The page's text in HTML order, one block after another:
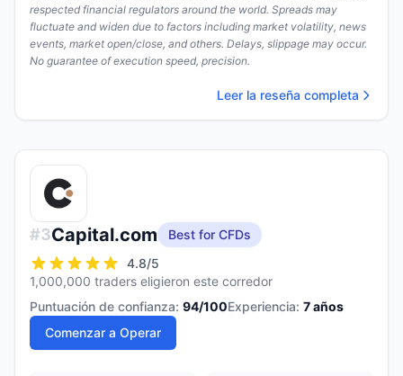
respected financial regulators around the world. Spreads may
fluctuate and widen due to factors including market volatility, news
events, market open/close, and others. Delays, slippage may occur.
No guarantee of execution speed, precision.
Leer la reseña completa
#3Capital.com
Best for CFDs
4.8/5
1,000,000 traders eligieron este corredor
Puntuación de confianza: 94/100Experiencia: 7años
Comenzar a Operar